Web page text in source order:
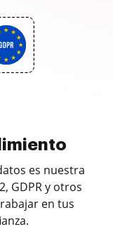
es nuestra
GDPR y otros
en tus